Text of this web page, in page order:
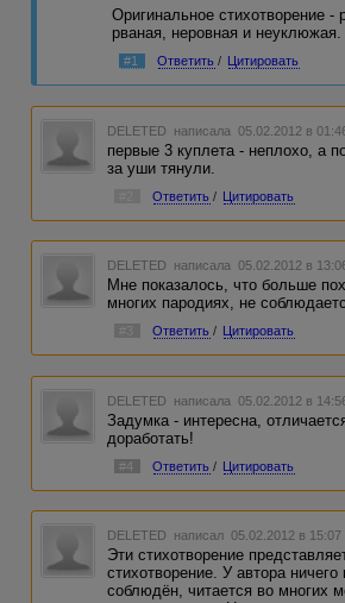
Оригинальное стихотворение
рваная, неровная и неуклюжая.
#1 Ответить / Цитировать
DELETED написала 05.02.2012 в
первые 3 куплета - неплохо, а
за уши тянули.
Ответить / Цитировать
DELETED написала 05.02.2012 в
Мне показалось, что больше
многих пародиях, не
#3 Ответить / Цитировать
DELETED написала 05.02.2012 в
Задумка - интересна,
доработать!
#4 Ответить / Цитировать
DELETED написал 05.02.2012 в 15:07
Эти стихотворение
стихотворение. У автора
соблюдён, читается во многих